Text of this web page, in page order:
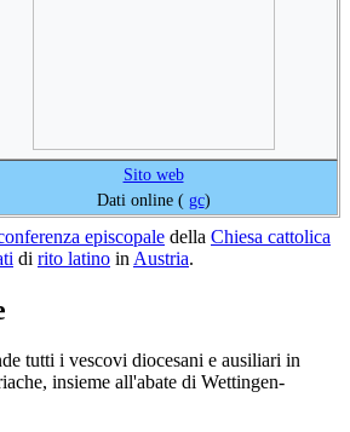
Sito web
Dati online ( gc)
episcopale della Chiesa cattolica
di rito latino in Austria.
tutti i vescovi diocesani e ausiliari in
insieme all'abate di Wettingen-